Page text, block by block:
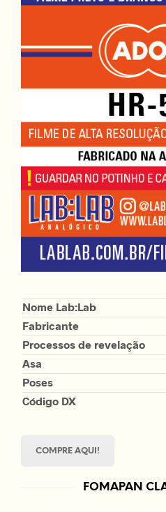
Nome Lab:Lab
Fabricante
Processos de revelação
Asa
Poses
Código DX
COMPRE AQUI!
FOMAPAN